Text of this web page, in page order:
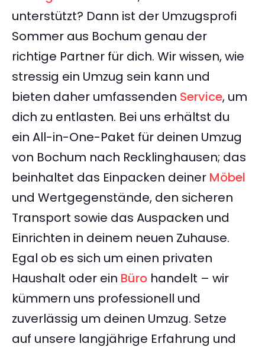
unterstützt? Dann ist der Umzugsprofi
Sommer aus Bochum genau der
richtige Partner für dich. Wir wissen, wie
stressig ein Umzug sein kann und
bieten daher umfassenden Service, um
dich zu entlasten. Bei uns erhältst du
ein All-in-One-Paket für deinen Umzug
von Bochum nach Recklinghausen; das
beinhaltet das Einpacken deiner Möbel
und Wertgegenstände, den sicheren
Transport sowie das Auspacken und
Einrichten in deinem neuen Zuhause.
Egal ob es sich um einen privaten
Haushalt oder ein Büro handelt – wir
kümmern uns professionell und
zuverlässig um deinen Umzug. Setze
auf unsere langjährige Erfahrung und